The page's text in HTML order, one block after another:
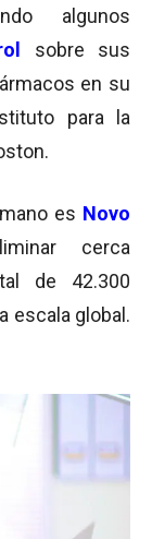
algunos
sobre sus
en su
para la
es Novo
cerca
de 42.300
escala global.